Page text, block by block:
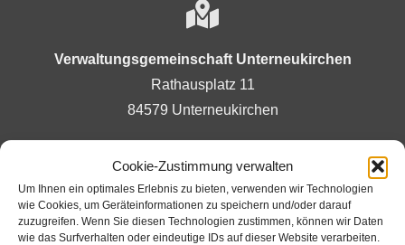
Cookie-Zustimmung verwalten
Um Ihnen ein optimales Erlebnis zu bieten, verwenden wir Technologien
wie Cookies, um Geräteinformationen zu speichern und/oder darauf
zuzugreifen. Wenn Sie diesen Technologien zustimmen, können wir Daten
wie das Surfverhalten oder eindeutige IDs auf dieser Website verarbeiten.
Verwaltungsgemeinschaft Unterneukirchen
Rathausplatz 11
84579 Unterneukirchen
+49 (0)8634-9882-0